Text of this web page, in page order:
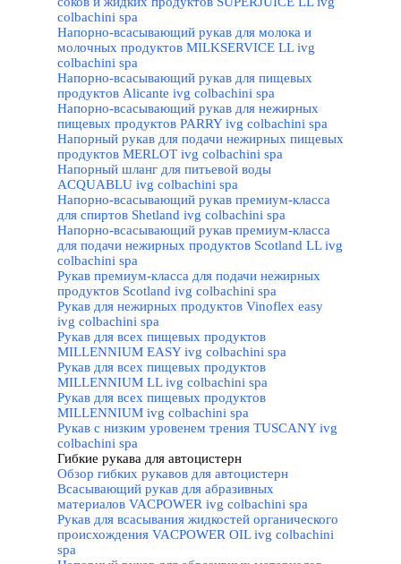
colbachini spa
Напорно-всасывающий рукав для молока и
молочных продуктов MILKSERVICE LL ivg
colbachini spa
Напорно-всасывающий рукав для пищевых
продуктов Alicante ivg colbachini spa
Напорно-всасывающий рукав для нежирных
пищевых продуктов PARRY ivg colbachini spa
Напорный рукав для подачи нежирных пищевых
продуктов MERLOT ivg colbachini spa
Напорный шланг для питьевой воды
ACQUABLU ivg colbachini spa
Напорно-всасывающий рукав премиум-класса
для спиртов Shetland ivg colbachini spa
Напорно-всасывающий рукав премиум-класса
для подачи нежирных продуктов Scotland LL ivg
colbachini spa
Рукав премиум-класса для подачи нежирных
продуктов Scotland ivg colbachini spa
Рукав для нежирных продуктов Vinoflex easy
ivg colbachini spa
Рукав для всех пищевых продуктов
MILLENNIUM EASY ivg colbachini spa
Рукав для всех пищевых продуктов
MILLENNIUM LL ivg colbachini spa
Рукав для всех пищевых продуктов
MILLENNIUM ivg colbachini spa
Рукав с низким уровенем трения TUSCANY ivg
colbachini spa
Гибкие рукава для автоцистерн
Обзор гибких рукавов для автоцистерн
Всасывающий рукав для абразивных
материалов VACPOWER ivg colbachini spa
Рукав для всасывания жидкостей органического
происхождения VACPOWER OIL ivg colbachini
spa